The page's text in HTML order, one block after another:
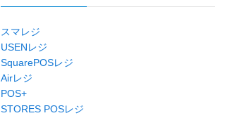
スマレジ
USENレジ
SquarePOSレジ
Airレジ
POS+
STORES POSレジ